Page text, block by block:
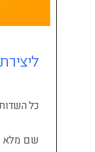
ליצירת
כל
שם מלא